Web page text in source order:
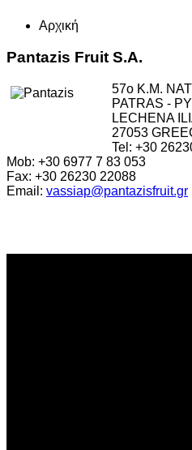
Αρχική
Pantazis Fruit S.A.
57o K.M.
PATRAS -
LECHENA
27053
Tel: +30
Mob: +30 6977 7 83 053
Fax: +30 26230 22088
Email: vassiap@pantazisfruit.gr